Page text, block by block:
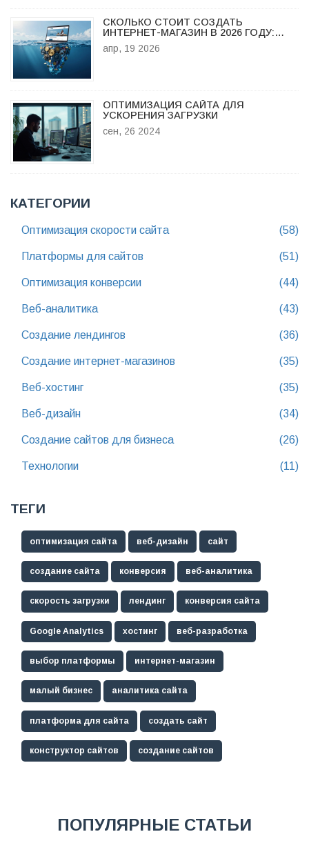
СКОЛЬКО СТОИТ СОЗДАТЬ
ИНТЕРНЕТ-МАГАЗИН В 2026 ГОДУ:
РЕАЛЬНЫЕ ЦЕНЫ И РАСЧЕТЫ
апр, 19 2026
ОПТИМИЗАЦИЯ САЙТА ДЛЯ
УСКОРЕНИЯ ЗАГРУЗКИ
сен, 26 2024
КАТЕГОРИИ
Оптимизация скорости сайта (58)
Платформы для сайтов (51)
Оптимизация конверсии (44)
Веб-аналитика (43)
Создание лендингов (36)
Создание интернет-магазинов (35)
Веб-хостинг (35)
Веб-дизайн (34)
Создание сайтов для бизнеса (26)
Технологии (11)
ТЕГИ
оптимизация сайта веб-дизайн сайт
создание сайта конверсия веб-аналитика
скорость загрузки лендинг конверсия сайта
Google Analytics хостинг веб-разработка
выбор платформы интернет-магазин
малый бизнес аналитика сайта
платформа для сайта создать сайт
конструктор сайтов создание сайтов
ПОПУЛЯРНЫЕ СТАТЬИ